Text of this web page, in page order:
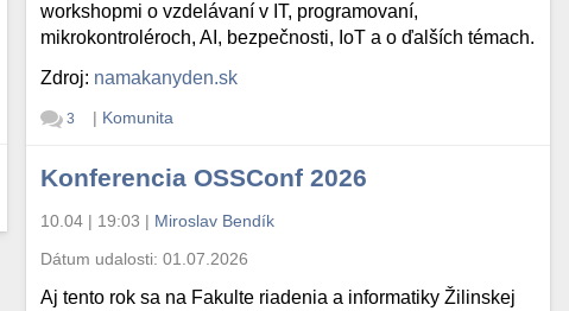
workshopmi o vzdelávaní v IT, programovaní,
mikrokontroléroch, AI, bezpečnosti, IoT a o ďalších témach.
Zdroj: namakanyden.sk
3 | Komunita
Konferencia OSSConf 2026
10.04 | 19:03 | Miroslav Bendík
Dátum udalosti:01.07.2026
Aj tento rok sa na Fakulte riadenia a informatiky Žilinskej